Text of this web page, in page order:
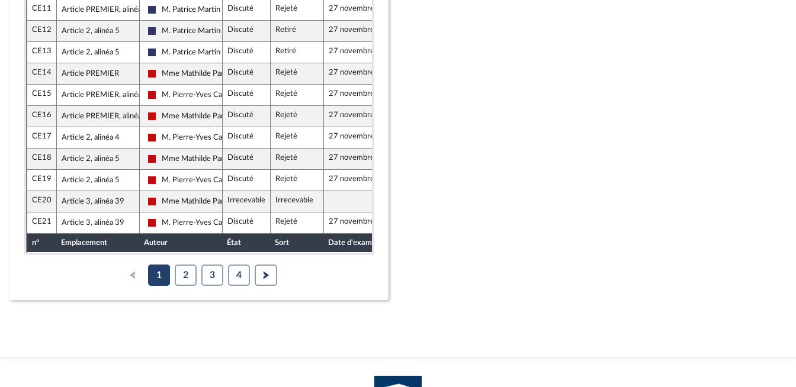
CE11 Article PREMIER, alinéa 2
Rassemblement National
M. Patrice Martin Discuté Rejeté 27 novembre 2024
CE12 Article 2, alinéa 5
Rassemblement National
M. Patrice Martin Discuté Retiré 27 novembre 2024
CE13 Article 2, alinéa 5
Rassemblement National
M. Patrice Martin Discuté Retiré 27 novembre 2024
CE14 Article PREMIER
La France insoumise - Nouveau Front Populaire
Mme Mathilde PanotDiscuté Rejeté 27 novembre 2024
CE15 Article PREMIER, alinéa 2
La France insoumise - Nouveau Front Populaire
M. Pierre-Yves CadalenDiscuté Rejeté 27 novembre 2024
CE16 Article PREMIER, alinéa 2
La France insoumise - Nouveau Front Populaire
Mme Mathilde PanotDiscuté Rejeté 27 novembre 2024
CE17 Article 2, alinéa 4
La France insoumise - Nouveau Front Populaire
M. Pierre-Yves CadalenDiscuté Rejeté 27 novembre 2024
CE18 Article 2, alinéa 5
La France insoumise - Nouveau Front Populaire
Mme Mathilde PanotDiscuté Rejeté 27 novembre 2024
CE19 Article 2, alinéa 5
La France insoumise - Nouveau Front Populaire
M. Pierre-Yves CadalenDiscuté Rejeté 27 novembre 2024
CE20 Article 3, alinéa 39
La France insoumise - Nouveau Front Populaire
Mme Mathilde PanotIrrecevable Irrecevable
CE21 Article 3, alinéa 39
La France insoumise - Nouveau Front Populaire
M. Pierre-Yves CadalenDiscuté Rejeté 27 novembre 2024
n° Emplacement Auteur État Sort Date d'examen
1 2 3 4